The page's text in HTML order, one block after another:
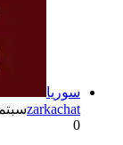
سوريا
zarkachatسبتمبر
0